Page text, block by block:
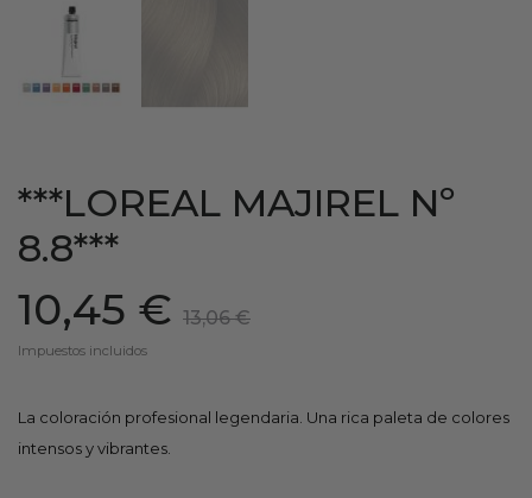
***LOREAL MAJIREL Nº
8.8***
10,45 € 13,06 €
Impuestos incluidos
La coloración profesional legendaria. Una rica paleta de colores
intensos y vibrantes.